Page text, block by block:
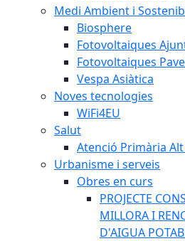
Medi Ambient i
Biosphere
Fotovoltaiques
Fotovoltaiques
Vespa Asiàtica
Noves tecnologies
WiFi4EU
Salut
Atenció Primària
Urbanisme i serveis
Obres en curs
PROJECTE
MILLORA I
D'AIGUA